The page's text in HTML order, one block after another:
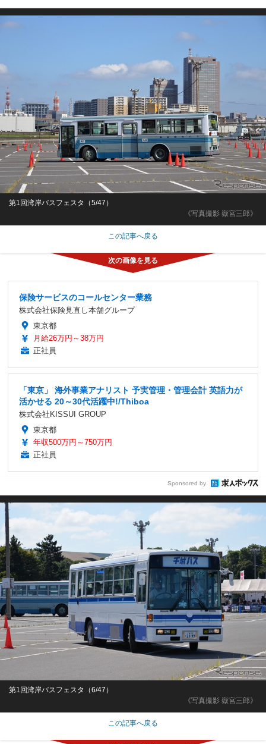
《写真撮影 嶽宮三郎》
第1回湾岸バスフェスタ（5/47）
この記事へ戻る
保険サービスのコールセンター業務
株式会社保険見直し本舗グループ
東京都
月給26万円～38万円
正社員
「東京」 海外事業アナリスト 予実管理・管理会計 英語力が
活かせる 20～30代活躍中!/Thiboa
株式会社KISSUI GROUP
東京都
年収500万円～750万円
正社員
Sponsored by
《写真撮影 嶽宮三郎》
第1回湾岸バスフェスタ（6/47）
この記事へ戻る